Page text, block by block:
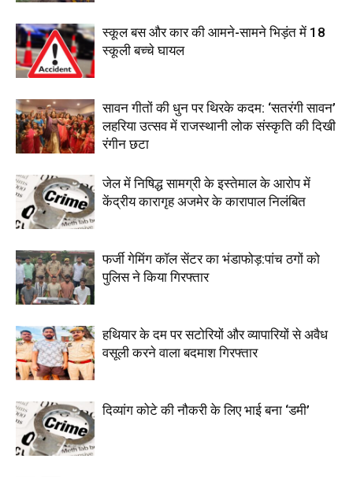
स्कूल बस और कार की आमने-सामने भिड़ंत में 18
स्कूली बच्चे घायल
सावन गीतों की धुन पर थिरके कदम: ‘सतरंगी सावन’
लहरिया उत्सव में राजस्थानी लोक संस्कृति की दिखी
रंगीन छटा
जेल में निषिद्ध सामग्री के इस्तेमाल के आरोप में
केंद्रीय कारागृह अजमेर के कारापाल निलंबित
फर्जी गेमिंग कॉल सेंटर का भंडाफोड़:पांच ठगों को
पुलिस ने किया गिरफ्तार
हथियार के दम पर सटोरियों और व्यापारियों से अवैध
वसूली करने वाला बदमाश गिरफ्तार
दिव्यांग कोटे की नौकरी के लिए भाई बना ‘डमी’